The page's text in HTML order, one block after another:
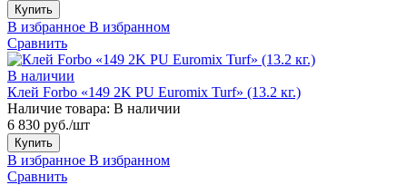
Купить
В избранное В избранном
Сравнить
В наличии
Клей Forbo «149 2K PU Euromix Turf» (13.2 кг.)
Наличие товара: В наличии
6 830 руб./шт
Купить
В избранное В избранном
Сравнить